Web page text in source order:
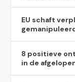
EU schaft
8 positieve
in de